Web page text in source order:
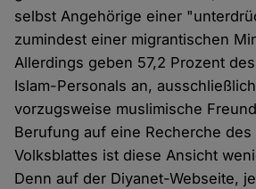
selbst Angehörige einer
zumindest einer migrantischen
Allerdings geben 57,2 Prozent
Islam-Personals an,
vorzugsweise muslimische
Berufung auf eine Recherche
Volksblattes ist diese Ansicht
Denn auf der Diyanet-Webseite,